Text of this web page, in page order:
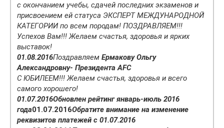
с окончанием учебы, сдачей последних экзаменов и
присвоением ей статуса ЭКСПЕРТ МЕЖДУНАРОДНОЙ
КАТЕГОРИИ по всем породам! ПОЗДРАВЛЯЕМ!!!
Успехов Вам!!! Желаем счастья, здоровья и ярких
выставок!
01.08.2016Поздравляем Ермакову Ольгу
Александровну- Президента AFC
C ЮБИЛЕЕМ!!! Желаем счастья, здоровья и всего
самого хорошего!
01.07.2016Обновлен рейтинг январь-июль 2016
года01.07.2016Обратите внимание на изменение
реквизитов платежей с 01.07.2016